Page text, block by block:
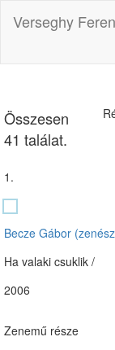
Verseghy
Összesen
41 találat.
1.
Becze Gábor
Ha valaki csuklik /
2006
Zenemű része